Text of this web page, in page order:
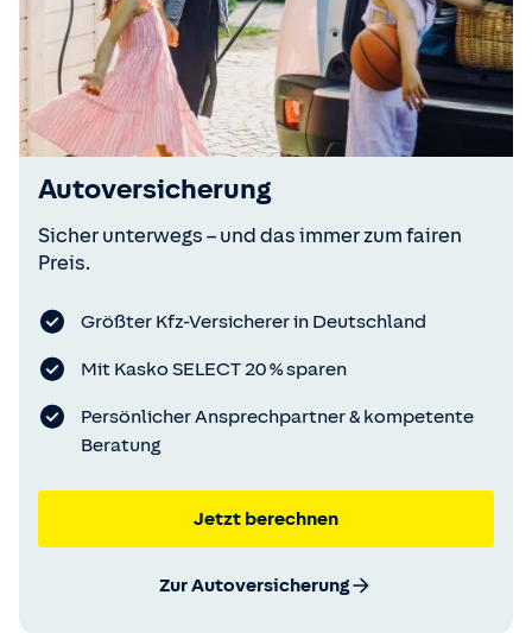
Autoversicherung
Sicher unterwegs – und das immer zum fairen
Preis.
Größter Kfz-Versicherer in Deutschland
Mit Kasko SELECT 20 % sparen
Persönlicher Ansprechpartner & kompetente
Beratung
Jetzt berechnen
Zur Autoversicherung